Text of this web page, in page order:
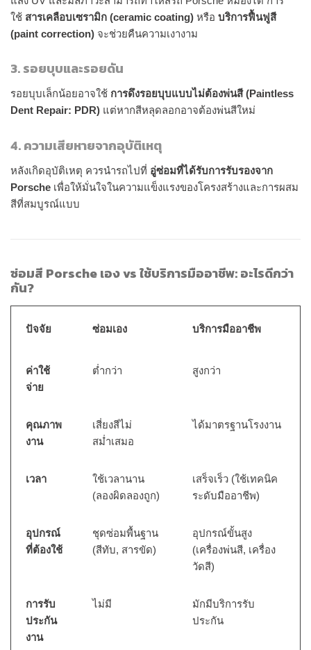
ใช้ สารเคลือบเซรามิก (ceramic coating) หรือ บริการฟื้นฟูสี
(paint correction) จะช่วยคืนความเงางาม
3. รอยบุบและรอยดัน
รอยบุบเล็กน้อยอาจใช้ การดึงรอยบุบแบบไม่ต้องพ่นสี (Paintless
Dent Repair: PDR) แต่หากสีหลุดลอกอาจต้องพ่นสีใหม่
4. ความเสียหายจากอุบัติเหตุ
หลังเกิดอุบัติเหตุ ควรนำรถไปที่ อู่ซ่อมที่ได้รับการรับรองจาก
Porsche เพื่อให้มั่นใจในความแข็งแรงของโครงสร้างและการผสม
สีที่สมบูรณ์แบบ
ซ่อมสี Porsche เอง vs ใช้บริการมืออาชีพ: อะไรดีกว่า
กัน?
ปัจจัย ซ่อมเอง บริการมืออาชีพ
ค่าใช้
จ่าย
ต่ำกว่า สูงกว่า
คุณภาพ
งาน
เสี่ยงสีไม่
สม่ำเสมอ
ได้มาตรฐานโรงงาน
เวลา
ใช้เวลานาน
(ลองผิดลองถูก)
เสร็จเร็ว (ใช้เทคนิค
ระดับมืออาชีพ)
อุปกรณ์
ที่ต้องใช้
ชุดซ่อมพื้นฐาน
(สีทับ, สารขัด)
อุปกรณ์ขั้นสูง
(เครื่องพ่นสี, เครื่อง
วัดสี)
การรับ
ประกัน
งาน
ไม่มี
มักมีบริการรับ
ประกัน